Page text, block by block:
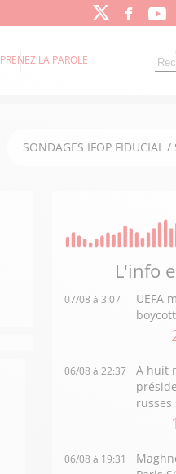
PRENEZ LA PAROLE
SONDAGES IFOP FIDUCIAL /
L'info
07/08 à 3:07
UEFA
06/08 à 22:37
A huit
06/08 à 19:31